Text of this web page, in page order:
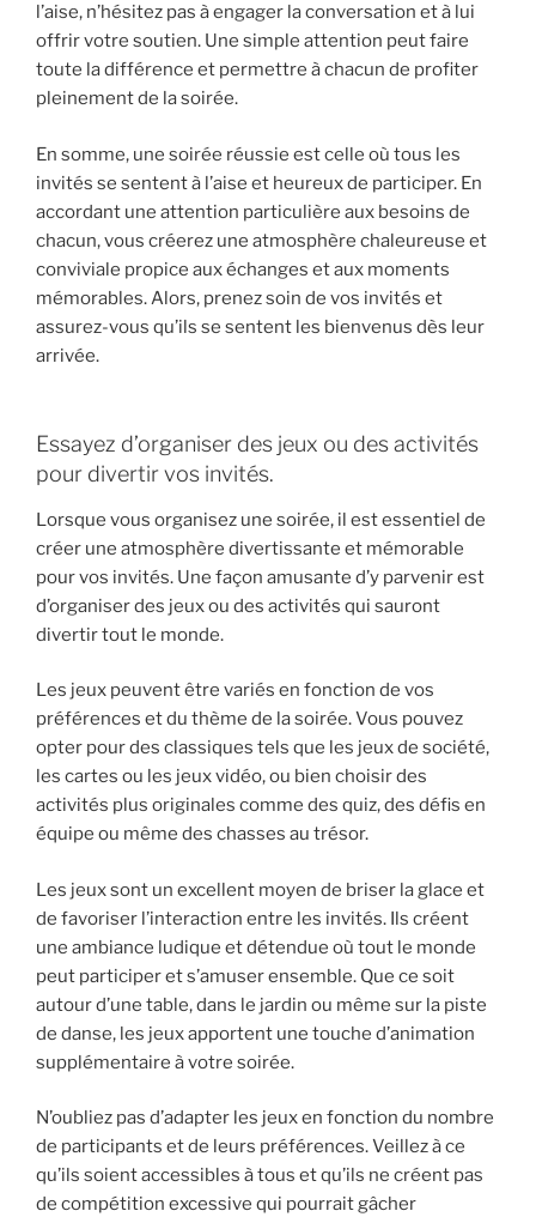
l’aise, n’hésitez pas à engager la conversation et à lui
offrir votre soutien. Une simple attention peut faire
toute la différence et permettre à chacun de profiter
pleinement de la soirée.
En somme, une soirée réussie est celle où tous les
invités se sentent à l’aise et heureux de participer. En
accordant une attention particulière aux besoins de
chacun, vous créerez une atmosphère chaleureuse et
conviviale propice aux échanges et aux moments
mémorables. Alors, prenez soin de vos invités et
assurez-vous qu’ils se sentent les bienvenus dès leur
arrivée.
Essayez d’organiser des jeux ou des activités
pour divertir vos invités.
Lorsque vous organisez une soirée, il est essentiel de
créer une atmosphère divertissante et mémorable
pour vos invités. Une façon amusante d’y parvenir est
d’organiser des jeux ou des activités qui sauront
divertir tout le monde.
Les jeux peuvent être variés en fonction de vos
préférences et du thème de la soirée. Vous pouvez
opter pour des classiques tels que les jeux de société,
les cartes ou les jeux vidéo, ou bien choisir des
activités plus originales comme des quiz, des défis en
équipe ou même des chasses au trésor.
Les jeux sont un excellent moyen de briser la glace et
de favoriser l’interaction entre les invités. Ils créent
une ambiance ludique et détendue où tout le monde
peut participer et s’amuser ensemble. Que ce soit
autour d’une table, dans le jardin ou même sur la piste
de danse, les jeux apportent une touche d’animation
supplémentaire à votre soirée.
N’oubliez pas d’adapter les jeux en fonction du nombre
de participants et de leurs préférences. Veillez à ce
qu’ils soient accessibles à tous et qu’ils ne créent pas
de compétition excessive qui pourrait gâcher